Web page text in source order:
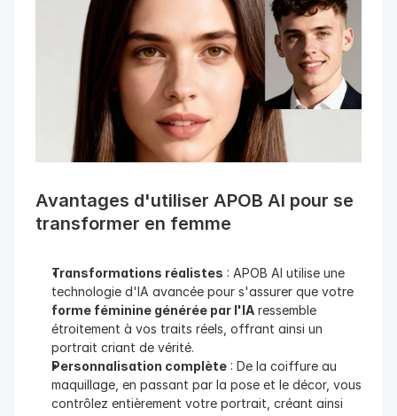
Avantages d'utiliser APOB AI pour se
transformer en femme
Transformations réalistes : APOB AI utilise une
forme féminine générée par l'IA ressemble
étroitement à vos traits réels, offrant ainsi un
portrait criant de vérité.
Personnalisation complète : De la coiffure au
maquillage, en passant par la pose et le décor, vous
contrôlez entièrement votre portrait, créant ainsi